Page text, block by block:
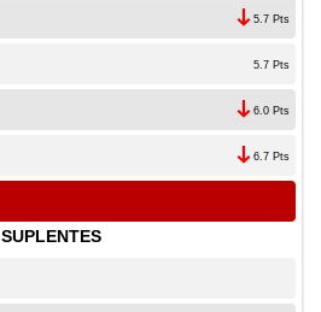
5.7 Pts
5.7 Pts
6.0 Pts
6.7 Pts
SUPLENTES